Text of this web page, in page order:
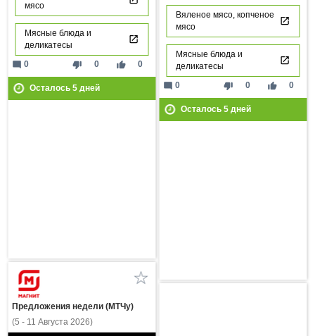
мясо
Мясные блюда и
деликатесы
thumb_down 0 thumb_up 0
mode_comment 0
Осталось 5дней
Вяленое мясо, копченое
мясо
Мясные блюда и
деликатесы
thumb_down 0 thumb_up 0
mode_comment 0
Осталось 5дней
Предложения недели (МТЧу)
(5 - 11 Августа 2026)